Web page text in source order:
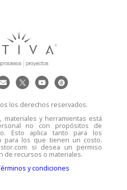
los derechos reservados.
materiales y herramientas está
no con propósitos de
Esto aplica tanto para los
para los que tienen un costo.
si desea un permiso
de recursos o materiales.
y condiciones